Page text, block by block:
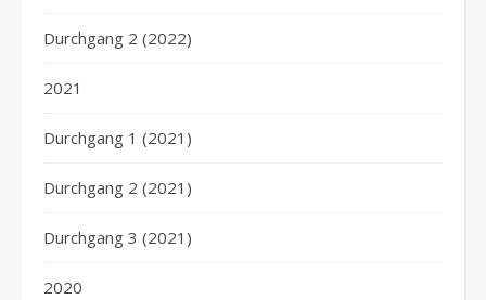
Durchgang 2 (2022)
2021
Durchgang 1 (2021)
Durchgang 2 (2021)
Durchgang 3 (2021)
2020